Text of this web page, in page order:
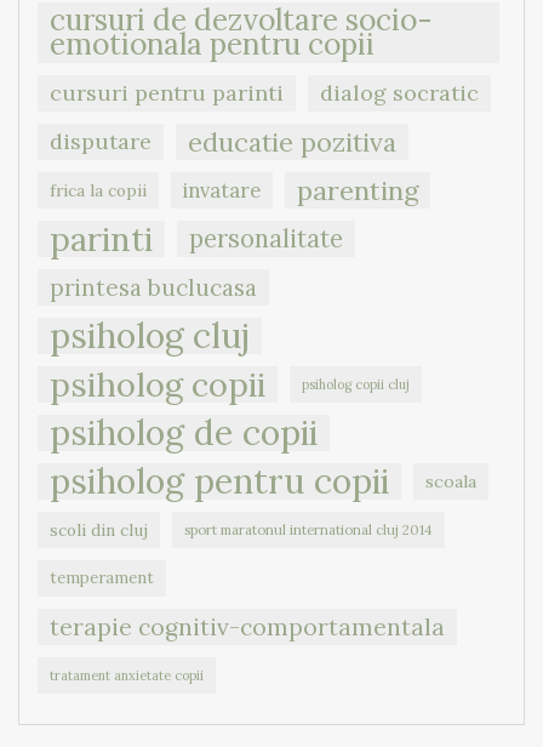
cursuri de dezvoltare socio-
emotionala pentru copii
cursuri pentru parinti
dialog socratic
disputare
educatie pozitiva
frica la copii invatare parenting
parinti personalitate
printesa buclucasa
psiholog cluj
psiholog copii
psiholog copii cluj
psiholog de copii
psiholog pentru copii
scoala
scoli din cluj sport maratonul international cluj 2014
temperament
terapie cognitiv-comportamentala
tratament anxietate copii